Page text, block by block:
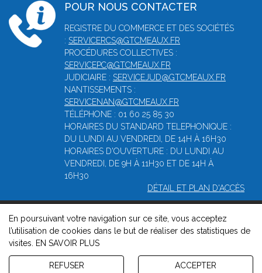
POUR NOUS CONTACTER
REGISTRE DU COMMERCE ET DES SOCIÉTÉS
: SERVICERCS@GTCMEAUX.FR
PROCÉDURES COLLECTIVES :
SERVICEPC@GTCMEAUX.FR
JUDICIAIRE : SERVICEJUD@GTCMEAUX.FR
NANTISSEMENTS :
SERVICENAN@GTCMEAUX.FR
TÉLÉPHONE : 01 60 25 85 30
HORAIRES DU STANDARD TELEPHONIQUE :
DU LUNDI AU VENDREDI, DE 14H À 16H30
HORAIRES D'OUVERTURE : DU LUNDI AU
VENDREDI, DE 9H À 11H30 ET DE 14H À
16H30
DÉTAIL ET PLAN D'ACCÈS
© 2026, Greffe du tribunal de commerce de Meaux -Mentions
légales-Contact -Gestion des cookies -Politique de
confidentialité et de cookies
Version : 1.8.1
En poursuivant votre navigation sur ce site, vous acceptez
l’utilisation de cookies dans le but de réaliser des statistiques de
visites.
EN SAVOIR PLUS
REFUSER ACCEPTER